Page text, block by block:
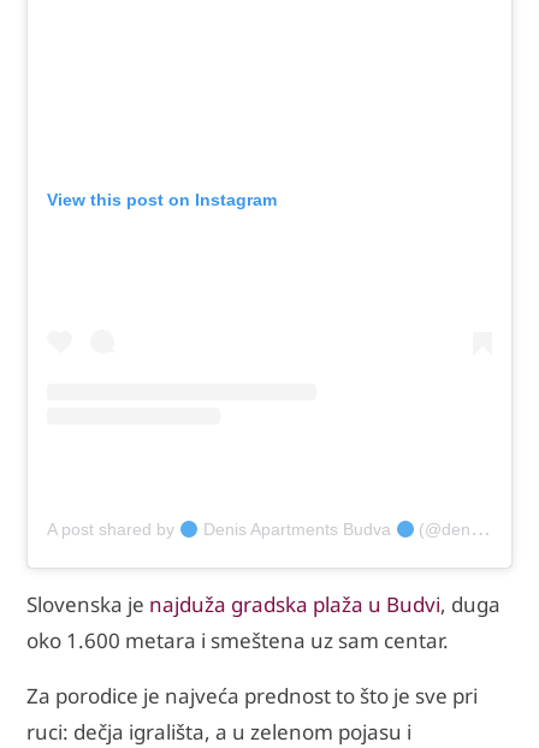
View this post on Instagram
A post shared by Denis Apartments Budva (@denis_apartments_budva)
Slovenska je najduža gradska plaža u Budvi, duga
oko 1.600 metara i smeštena uz sam centar.
Za porodice je najveća prednost to što je sve pri
ruci: dečja igrališta, a u zelenom pojasu i